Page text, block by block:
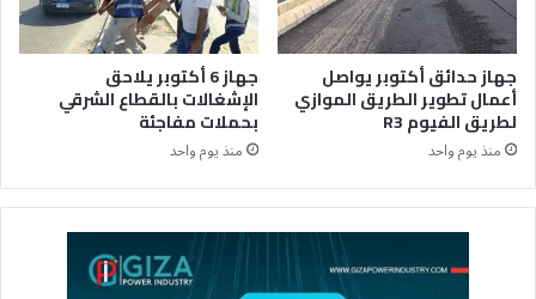
جهاز حدائق أكتوبر يواصل
أعمال تطوير الطريق الموازي
لطريق الفيوم R3
منذ يوم واحد
جهاز 6 أكتوبر يلاحق
الإشغالات بالقطاع الشرقي
بحملات مفاجئة
منذ يوم واحد